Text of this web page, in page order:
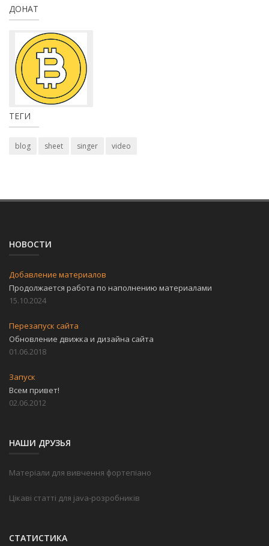
ДОНАТ
ТЕГИ
blog sheet singer video
НОВОСТИ
Добавление материалов
Продолжается работа по наполнению материалами
15.10.2024
Перезапуск сайта
Обновление движка и дизайна сайта
01.06.2018
Запуск
Всем привет!
02.06.2012
НАШИ ДРУЗЬЯ
Матеріали для вивчення фортепіано
Цікаві статті для java-розробників
СТАТИСТИКА